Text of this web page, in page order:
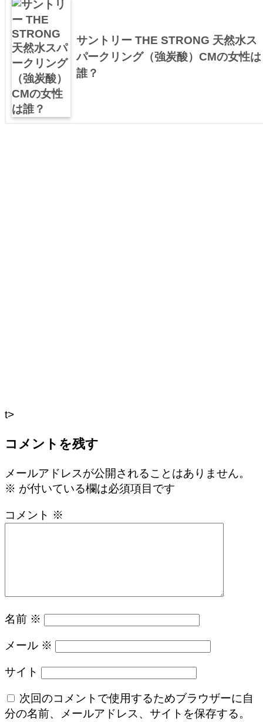
サントリー THE STRONG 天然水ス
パークリング（強炭酸）CMの女性は
誰？
t>
コメントを残す
メールアドレスが公開されることはありません。
※ が付いている欄は必須項目です
コメント ※
名前 ※
メール ※
サイト
次回のコメントで使用するためブラウザーに自
分の名前、メールアドレス、サイトを保存する。